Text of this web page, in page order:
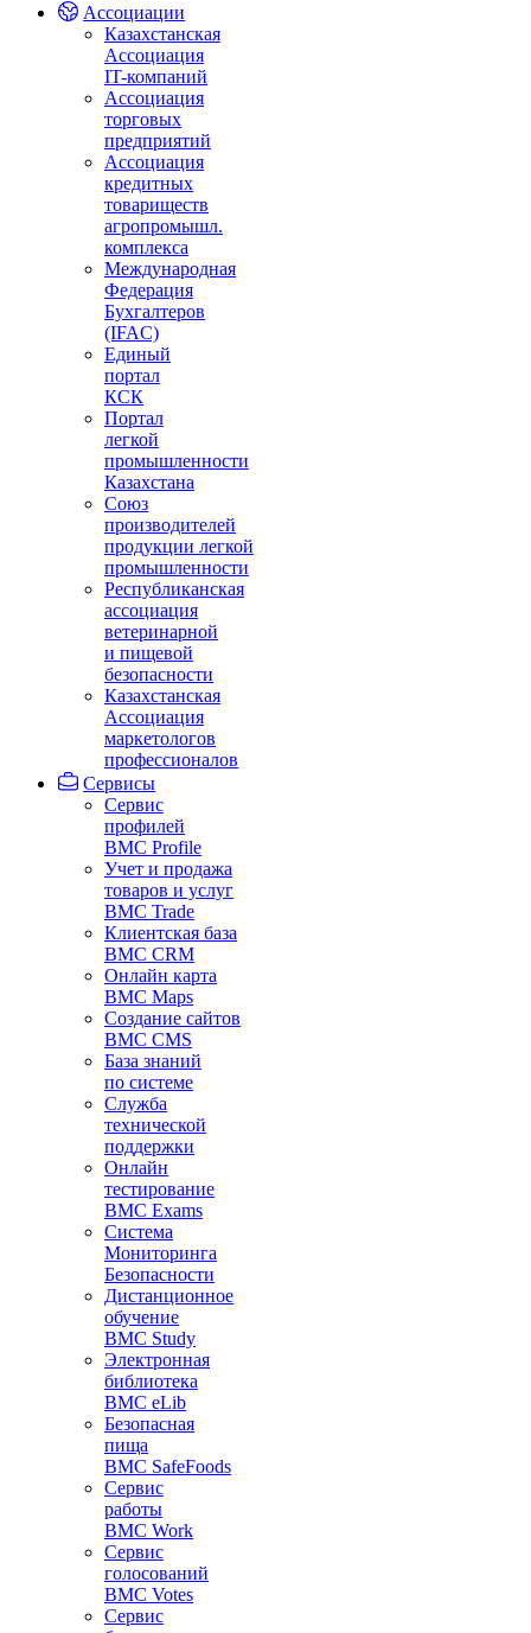
Ассоциации
Казахстанская
Ассоциация
IT-компаний
Ассоциация
торговых
предприятий
Ассоциация
кредитных
товариществ
агропромышл.
комплекса
Международная
Федерация
Бухгалтеров
(IFAC)
Единый
портал
КСК
Портал
легкой
промышленности
Казахстана
Союз
производителей
продукции легкой
промышленности
Республиканская
ассоциация
ветеринарной
и пищевой
безопасности
Казахстанская
Ассоциация
маркетологов
профессионалов
Сервисы
Сервис
профилей
BMC Profile
Учет и продажа
товаров и услуг
BMC Trade
Клиентская база
BMC CRM
Онлайн карта
BMC Maps
Создание сайтов
BMC CMS
База знаний
по системе
Служба
технической
поддержки
Онлайн
тестирование
BMC Exams
Система
Мониторинга
Безопасности
Дистанционное
обучение
BMC Study
Электронная
библиотека
BMC eLib
Безопасная
пища
BMC SafeFoods
Сервис
работы
BMC Work
Сервис
голосований
BMC Votes
Сервис